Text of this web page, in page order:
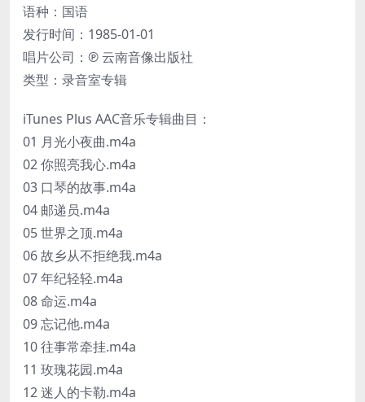
语种：国语
发行时间：1985-01-01
唱片公司：℗ 云南音像出版社
类型：录音室专辑
iTunes Plus AAC音乐专辑曲目：
01 月光小夜曲.m4a
02 你照亮我心.m4a
03 口琴的故事.m4a
04 邮递员.m4a
05 世界之顶.m4a
06 故乡从不拒绝我.m4a
07 年纪轻轻.m4a
08 命运.m4a
09 忘记他.m4a
10 往事常牵挂.m4a
11 玫瑰花园.m4a
12 迷人的卡勒.m4a